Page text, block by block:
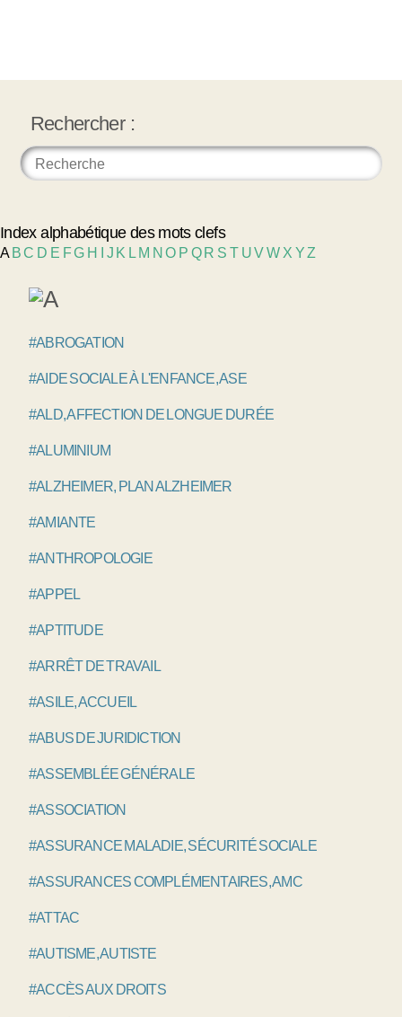
Rechercher :
Index alphabétique des mots clefs
A BC D E FG H J K L M NO P Q R S T UVW X YZ
#ABROGATION
#AIDE SOCIALE À L'ENFANCE, ASE
#ALD, AFFECTION DE LONGUE DURÉE
#ALUMINIUM
#ALZHEIMER, PLAN ALZHEIMER
#AMIANTE
#ANTHROPOLOGIE
#APPEL
#APTITUDE
#ARRÊT DE TRAVAIL
#ASILE, ACCUEIL
#ABUS DE JURIDICTION
#ASSEMBLÉE GÉNÉRALE
#ASSOCIATION
#ASSURANCE MALADIE, SÉCURITÉ SOCIALE
#ASSURANCES COMPLÉMENTAIRES, AMC
#ATTAC
#AUTISME, AUTISTE
#ACCÈS AUX DROITS